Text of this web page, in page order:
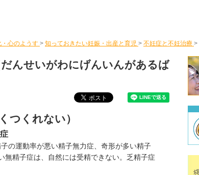
心のようす > 知っておきたい妊娠・出産と育児 > 不妊症と不妊治療 >
だんせいがわにげんいんがあるば
つくれない）
の運動率が悪い精子無力症、奇形が多い精子
精子症は、自然には受精できない。乏精子症